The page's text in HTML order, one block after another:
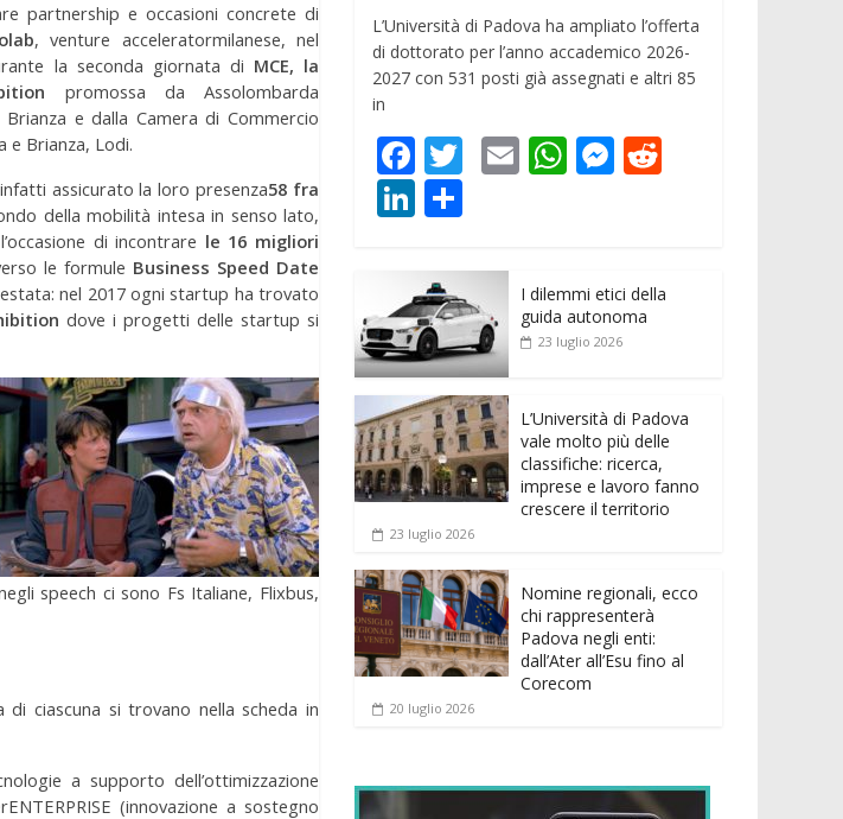
partnership e occasioni concrete di
, venture acceleratormilanese, nel
la seconda giornata di MCE, la
promossa da Assolombarda
e dalla Camera di Commercio
e Brianza, Lodi.
assicurato la loro presenza58 fra
della mobilità intesa in senso lato,
di incontrare le 16 migliori
le formule Business Speed Date
nel 2017 ogni startup ha trovato
dove i progetti delle startup si
speech ci sono Fs Italiane, Flixbus,
ciascuna si trovano nella scheda in
a supporto dell’ottimizzazione
(innovazione a sostegno
L’Università di Padova ha ampliato l’offerta
di dottorato per l’anno accademico 2026-
2027 con 531 posti già assegnati e altri 85
in
F
ac
e
b
o
o
k
T
er
E W
A
p
M
n
g
t
Li
k
e
dI
n
n
di
vi
di
I dilemmi etici della
guida autonoma
23 luglio 2026
L’Università di Padova
vale molto più delle
classifiche: ricerca,
imprese e lavoro fanno
crescere il territorio
23 luglio 2026
Nomine regionali, ecco
chi rappresenterà
Padova negli enti:
dall’Ater all’Esu fino al
Corecom
20 luglio 2026